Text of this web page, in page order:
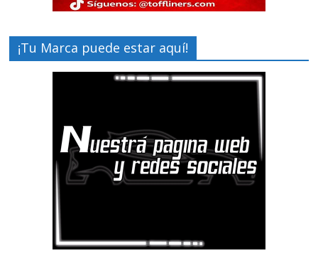
¡Tu Marca puede estar aquí!